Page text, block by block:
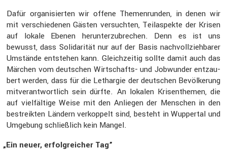
Dafür organi­sierten wir offene Themen­runden, in denen wir
mit verschie­denen Gästen versuchten, Teilas­pekte der Krisen
auf lokale Ebenen herun­ter­zu­bre­chen. Denn es ist uns
bewusst, dass Solida­rität nur auf der Basis nachvoll­zieh­barer
Umstände entstehen kann. Gleich­zeitig sollte damit auch das
Märchen vom deutschen Wirtschafts- und Jobwunder entzau­
bert werden, dass für die Lethargie der deutschen Bevöl­ke­rung
mitver­ant­wort­lich sein dürfte. An lokalen Krisen­themen, die
auf vielfäl­tige Weise mit den Anliegen der Menschen in den
bestreikten Ländern verkop­pelt sind, besteht in Wuppertal und
Umgebung schließ­lich kein Mangel.
„Ein neuer, erfolg­rei­cher Tag”